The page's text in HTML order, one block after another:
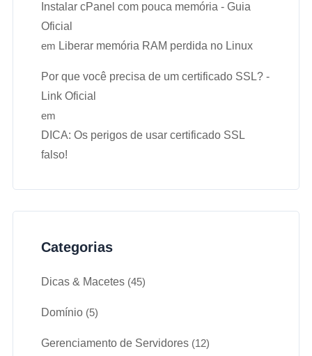
Instalar cPanel com pouca memória - Guia
Oficial
em Liberar memória RAM perdida no Linux
Por que você precisa de um certificado SSL? -
Link Oficial
em
DICA: Os perigos de usar certificado SSL
falso!
Categorias
Dicas & Macetes (45)
Domínio (5)
Gerenciamento de Servidores (12)